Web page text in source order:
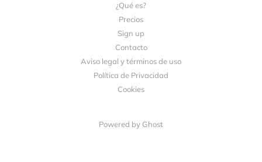
¿Qué es?
Precios
Sign up
Contacto
Aviso legal y términos de uso
Política de Privacidad
Cookies
Powered by Ghost